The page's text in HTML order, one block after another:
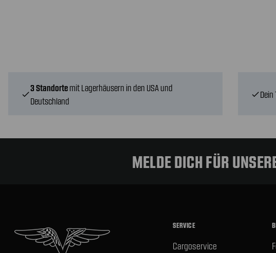
check
3 Standorte mit Lagerhäusern in den USA und
Deutschland
check
MELDE DICH FÜR
SERVICE
Cargoservice